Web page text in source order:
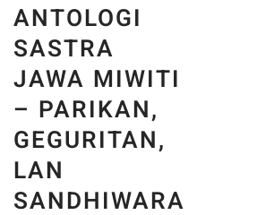
ANTOLOGI
SASTRA
JAWA MIWITI
– PARIKAN,
GEGURITAN,
LAN
SANDHIWARA